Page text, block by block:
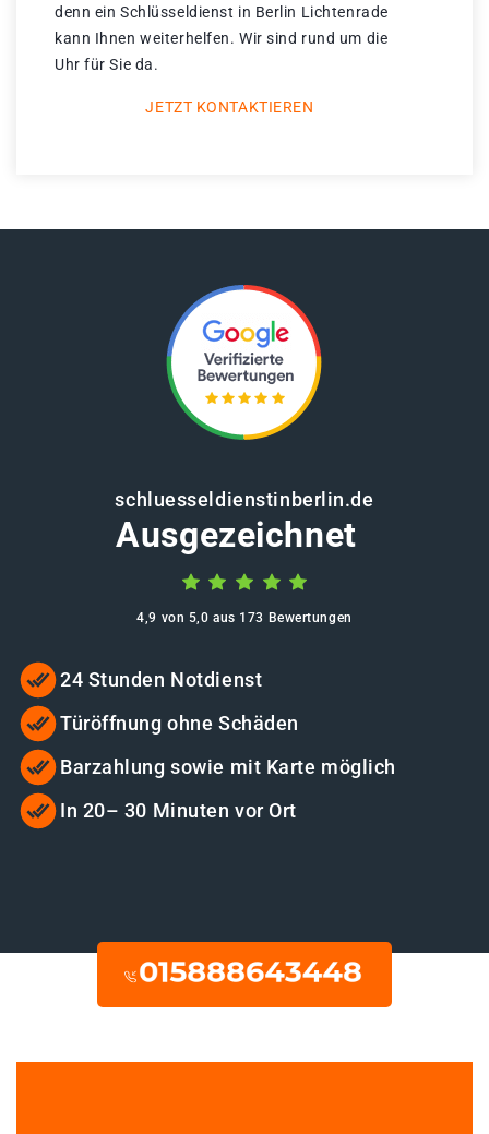
denn ein Schlüsseldienst in Berlin Lichtenrade
kann Ihnen weiterhelfen. Wir sind rund um die
Uhr für Sie da.
JETZT KONTAKTIEREN
schluesseldienstinberlin.de
Ausgezeichnet
4,9 von 5,0 aus 173 Bewertungen
24 Stunden Notdienst
Türöffnung ohne Schäden
Barzahlung sowie mit Karte möglich
In 20– 30 Minuten vor Ort